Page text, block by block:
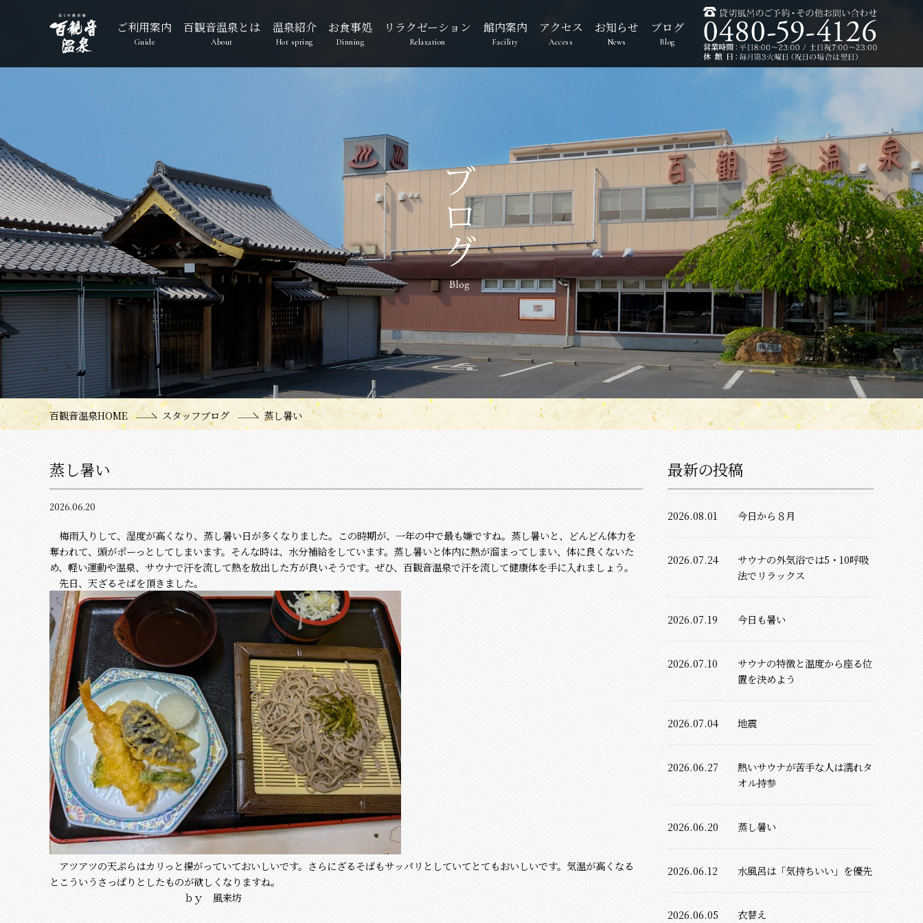
ご利用案内
Guide
百観音温泉とは
About
温泉紹介
Hot spring
お食事処
Dinning
リラクゼーション
Relaxation
館内案内
Facility
アクセス
Access
お知らせ
News
ブログ
Blog
百観音温泉HOME スタッフブログ 蒸し暑い
蒸し暑い
2026.06.20
梅雨入りして、湿度が高くなり、蒸し暑い日が多くなりました。この時期が、一年の中で最も嫌ですね。蒸し暑いと、どんどん体力を
奪われて、頭がポーっとしてしまいます。そんな時は、水分補給をしています。蒸し暑いと体内に熱が溜まってしまい、体に良くないた
め、軽い運動や温泉、サウナで汗を流して熱を放出した方が良いそうです。ぜひ、百観音温泉で汗を流して健康体を手に入れましょう。
先日、天ざるそばを頂きました。
アツアツの天ぷらはカリっと揚がっていておいしいです。さらにざるそばもサッパリとしていてとてもおいしいです。気温が高くなる
とこういうさっぱりとしたものが欲しくなりますね。
ｂｙ 風来坊
最新の投稿
2026.08.01 今日から８月
2026.07.24
サウナの外気浴では5・10呼吸
法でリラックス
2026.07.19 今日も暑い
2026.07.10
サウナの特徴と温度から座る位
置を決めよう
2026.07.04 地震
2026.06.27
熱いサウナが苦手な人は濡れタ
オル持参
2026.06.20 蒸し暑い
2026.06.12 水風呂は「気持ちいい」を優先
2026.06.05 衣替え